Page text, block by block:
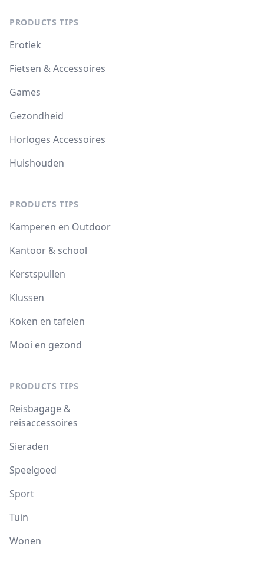
PRODUCTS TIPS
Erotiek
Fietsen & Accessoires
Games
Gezondheid
Horloges Accessoires
Huishouden
PRODUCTS TIPS
Kamperen en Outdoor
Kantoor & school
Kerstspullen
Klussen
Koken en tafelen
Mooi en gezond
PRODUCTS TIPS
Reisbagage &
reisaccessoires
Sieraden
Speelgoed
Sport
Tuin
Wonen